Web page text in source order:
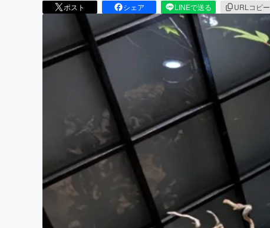
ポスト シェア LINEで送る URLコピー